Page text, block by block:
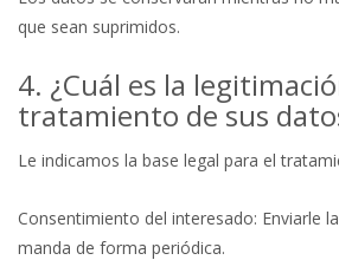
que sean suprimidos.
4. ¿Cuál es la
tratamiento de sus
Le indicamos la base legal para el
Consentimiento del interesado: Enviarle
manda de forma periódica.